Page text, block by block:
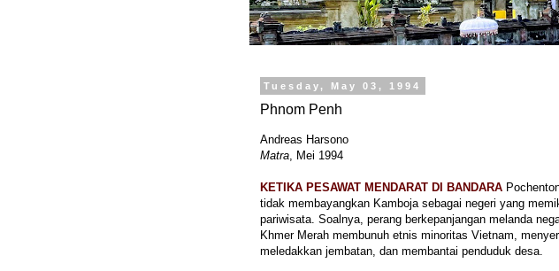
Tuesday, May 03, 1994
Phnom Penh
Andreas Harsono
Matra, Mei 1994
KETIKA PESAWAT MENDARAT DI BANDARA
tidak membayangkan Kamboja sebagai negeri yang
pariwisata. Soalnya, perang berkepanjangan melanda
Khmer Merah membunuh etnis minoritas Vietnam,
meledakkan jembatan, dan membantai penduduk desa.